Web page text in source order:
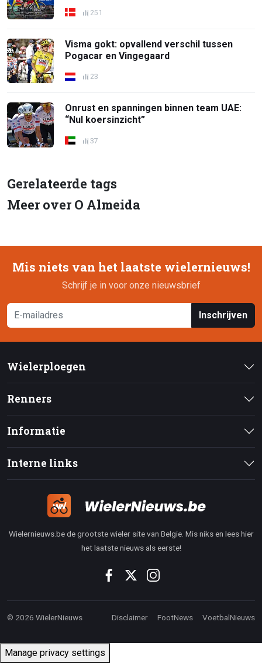
251
Visma gokt: opvallend verschil tussen
Pogacar en Vingegaard
23
Onrust en spanningen binnen team UAE:
“Nul koersinzicht”
37
Gerelateerde tags
Meer over O Almeida
Mis niets van het laatste wielernieuws!
Schrijf je in voor onze nieuwsbrief
Inschrijven
Wielerploegen
Renners
Informatie
Interne links
Wielernieuws.be de grootste wieler site van Belgie. Mis niks en lees hier
het laatste nieuws als eerste!
© 2026 WielerNieuws Disclaimer FootNews VoetbalNieuws
Manage privacy settings